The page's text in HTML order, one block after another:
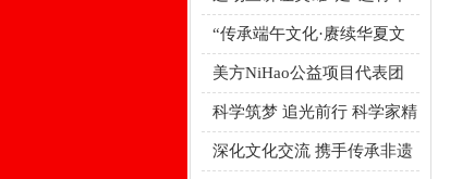
心中
“传承端午文化·赓续华夏文
明”绵
美方NiHao公益项目代表团
到四
科学筑梦 追光前行 科学家精
神宣
深化文化交流 携手传承非遗